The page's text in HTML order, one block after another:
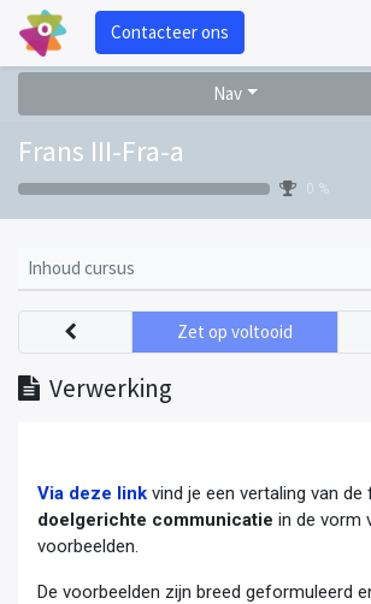
Contacteer ons
Nav
Frans III-Fra-a
0 %
Inhoud cursus
Verwerking
Zet op voltooid
Via deze link vind je een vertaling van de
doelgerichte communicatie in de vorm
voorbeelden.
De voorbeelden zijn breed geformuleerd